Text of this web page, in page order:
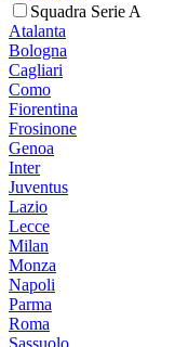
Squadra Serie A
Atalanta
Bologna
Cagliari
Como
Fiorentina
Frosinone
Genoa
Inter
Juventus
Lazio
Lecce
Milan
Monza
Napoli
Parma
Roma
Sassuolo